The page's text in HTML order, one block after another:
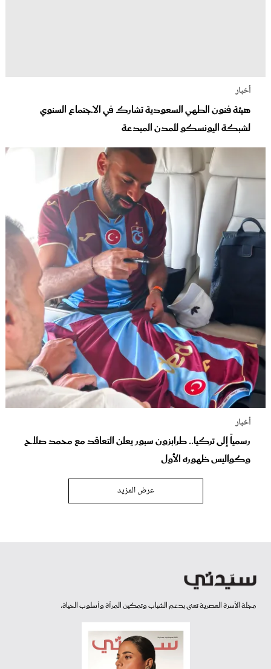
أخبار
هيئة فنون الطهي السعودية تشارك في الاجتماع السنوي
لشبكة اليونسكو للمدن المبدعة
أخبار
رسمياً إلى تركيا.. طرابزون سبور يعلن التعاقد مع محمد صلاح
وكواليس ظهوره الأول
عرض المزيد
مجلة الأسرة العصرية تعنى بدعم الشباب وتمكين المرأة وأسلوب الحياة.